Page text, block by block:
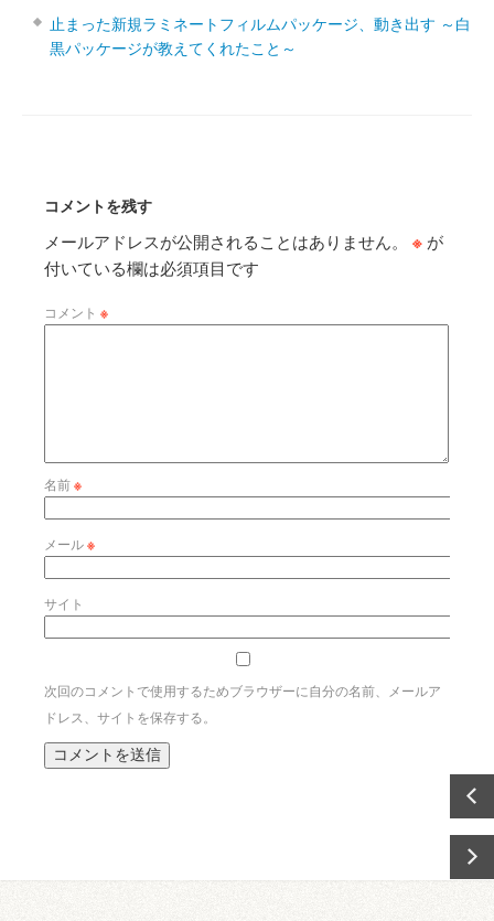
止まった新規ラミネートフィルムパッケージ、動き出す ～白
黒パッケージが教えてくれたこと～
コメントを残す
メールアドレスが公開されることはありません。 ※ が
付いている欄は必須項目です
コメント ※
名前※
メール※
サイト
次回のコメントで使用するためブラウザーに自分の名前、メールア
ドレス、サイトを保存する。